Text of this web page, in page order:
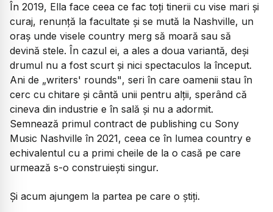
În 2019, Ella face ceea ce fac toți tinerii cu vise mari și
curaj, renunță la facultate și se mută la Nashville, un
oraș unde visele country merg să moară sau să
devină stele. În cazul ei, a ales a doua variantă, deși
drumul nu a fost scurt și nici spectaculos la început.
Ani de „writers' rounds", seri în care oamenii stau în
cerc cu chitare și cântă unii pentru alții, sperând că
cineva din industrie e în sală și nu a adormit.
Semnează primul contract de publishing cu Sony
Music Nashville în 2021, ceea ce în lumea country e
echivalentul cu a primi cheile de la o casă pe care
urmează s-o construiești singur.
Și acum ajungem la partea pe care o știți.